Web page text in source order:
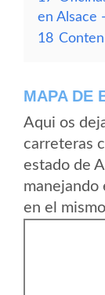
en Alsace
18
MAPA DE
Aqui os
carreteras
estado de
manejando
en el